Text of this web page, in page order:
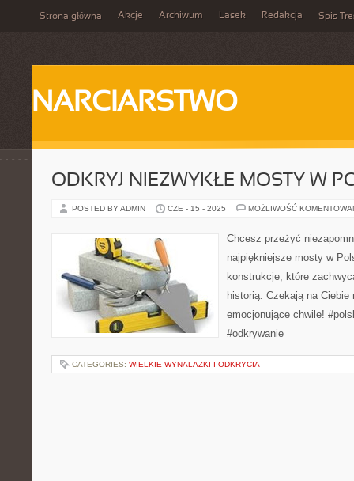
Strona główna Akcje Archiwum Lasek Redakcja Spis
NARCIARSTWO
ODKRYJ NIEZWYKŁE MOSTY W
POSTED BY ADMIN CZE - 15 - 2025 MOŻLIWOŚĆ
Chcesz przeżyć
najpiękniejsze mosty w
konstrukcje, które
historią. Czekają na
emocjonujące chwile!
#odkrywanie
CATEGORIES: WIELKIE WYNALAZKI I ODKRYCIA